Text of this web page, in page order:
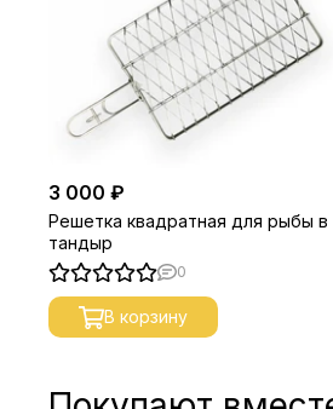
3 000 ₽
Решетка квадратная для рыбы в
тандыр
0
В корзину